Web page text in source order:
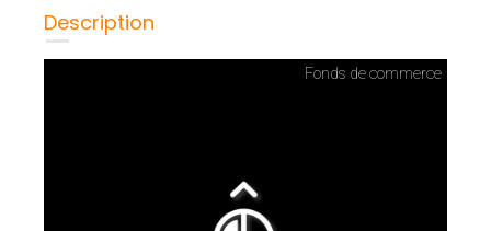
Description